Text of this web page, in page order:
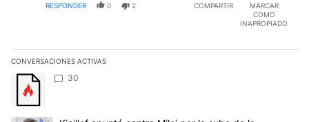
RESPONDER 0 2 COMPARTIR
MARCAR
COMO
INAPROPIADO
CONVERSACIONES ACTIVAS
Este listado muestra los artículos con más comentarios en los
Un artículo de tendencia con el título "" con 30 comentarios.
30